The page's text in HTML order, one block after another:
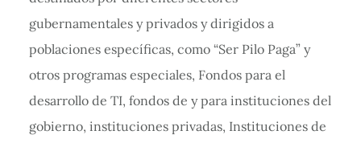
gubernamentales y privados y dirigidos a
poblaciones específicas, como “Ser Pilo Paga” y
otros programas especiales, Fondos para el
desarrollo de TI, fondos de y para instituciones del
gobierno, instituciones privadas, Instituciones de